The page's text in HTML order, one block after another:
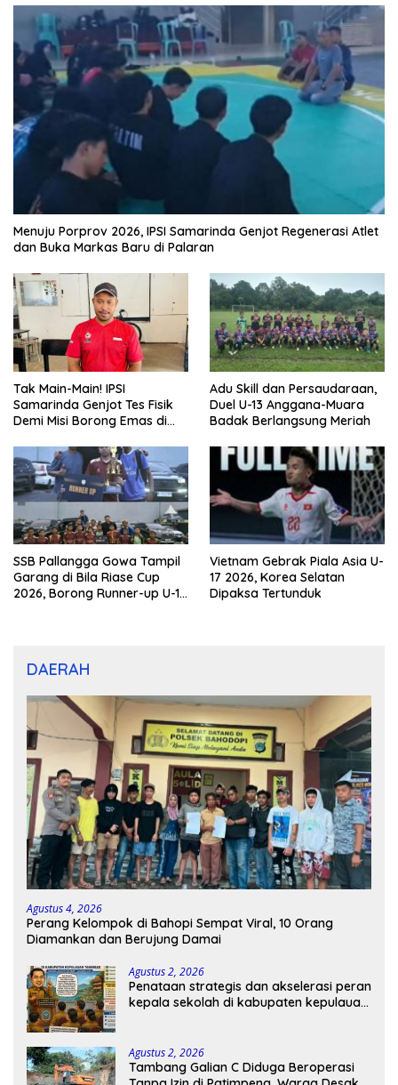
Menuju Porprov 2026, IPSI Samarinda Genjot Regenerasi Atlet
dan Buka Markas Baru di Palaran
Tak Main-Main! IPSI
Samarinda Genjot Tes Fisik
Demi Misi Borong Emas di
Adu Skill dan Persaudaraan,
Duel U-13 Anggana-Muara
Badak Berlangsung Meriah
SSB Pallangga Gowa Tampil
Garang di Bila Riase Cup
2026, Borong Runner-up U-10
Vietnam Gebrak Piala Asia U-
17 2026, Korea Selatan
Dipaksa Tertunduk
DAERAH
Agustus 4, 2026
Perang Kelompok di Bahopi Sempat Viral, 10 Orang
Diamankan dan Berujung Damai
Agustus 2, 2026
Penataan strategis dan akselerasi peran
kepala sekolah di kabupaten kepulauan
Agustus 2, 2026
Tambang Galian C Diduga Beroperasi